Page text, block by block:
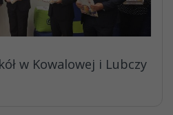
w Kowalowej i Lubczy